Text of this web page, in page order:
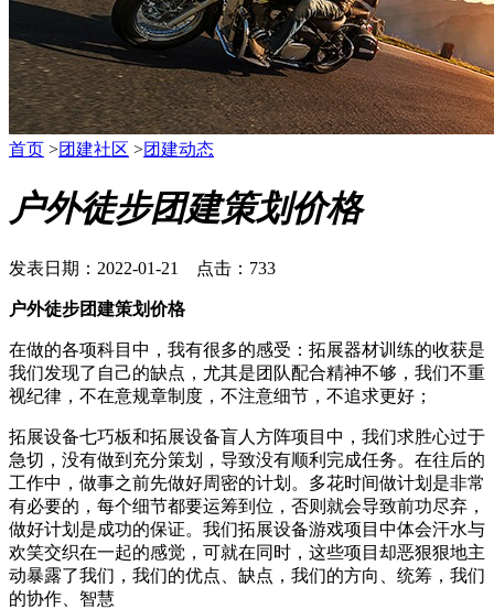
首页 >团建社区 >团建动态
户外徒步团建策划价格
发表日期：2022-01-21 点击：733
户外徒步团建策划价格
在做的各项科目中，我有很多的感受：拓展器材训练的收获是
我们发现了自己的缺点，尤其是团队配合精神不够，我们不重
视纪律，不在意规章制度，不注意细节，不追求更好；
拓展设备七巧板和拓展设备盲人方阵项目中，我们求胜心过于
急切，没有做到充分策划，导致没有顺利完成任务。在往后的
工作中，做事之前先做好周密的计划。多花时间做计划是非常
有必要的，每个细节都要运筹到位，否则就会导致前功尽弃，
做好计划是成功的保证。我们拓展设备游戏项目中体会汗水与
欢笑交织在一起的感觉，可就在同时，这些项目却恶狠狠地主
动暴露了我们，我们的优点、缺点，我们的方向、统筹，我们
的协作、智慧